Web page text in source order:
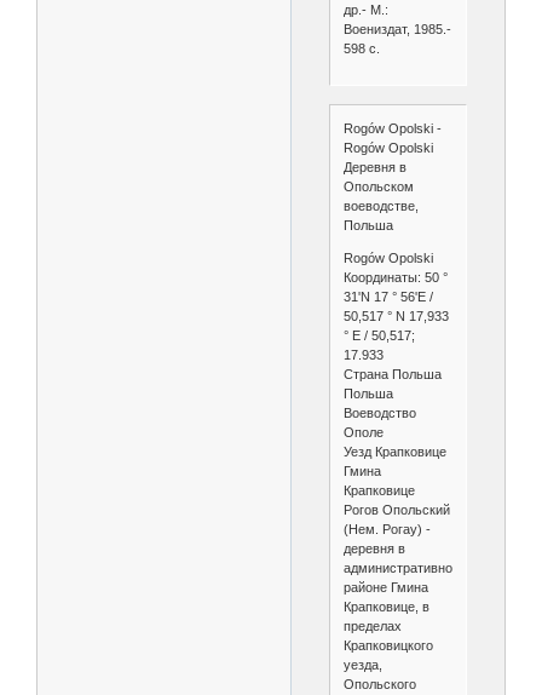
др.- М.:
Воениздат, 1985.-
598 с.
Rogów Opolski -
Rogów Opolski
Деревня в
Опольском
воеводстве,
Польша
Rogów Opolski
Координаты: 50 °
31'N 17 ° 56'E /
50,517 ° N 17,933
° E / 50,517;
17.933
Страна Польша
Польша
Воеводство
Ополе
Уезд Крапковице
Гмина
Крапковице
Рогов Опольский
(Нем. Рогау) -
деревня в
административном
районе Гмина
Крапковице, в
пределах
Крапковицкого
уезда,
Опольского